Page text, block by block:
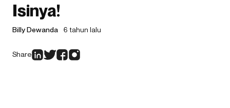
Isinya!
Billy Dewanda 6 tahun lalu
Share